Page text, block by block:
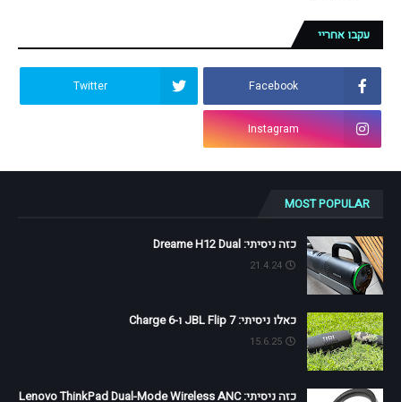
עקבו אחריי
Facebook
Twitter
Instagram
MOST POPULAR
כזה ניסיתי: Dreame H12 Dual
21.4.24
כאלו ניסיתי: JBL Flip 7 ו-Charge 6
15.6.25
כזה ניסיתי: Lenovo ThinkPad Dual-Mode Wireless ANC